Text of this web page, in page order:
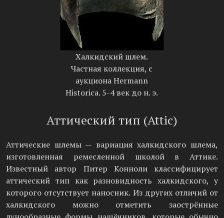
Халкидский шлем.
Частная коллекция, с
аукциона Hermann
Historica. 5-4 век до н. э.
Аттический тип (Attic)
Аттические шлемы — вариация халкидского шлема,
изготовленная ремесленной школой в Аттике.
Известный автор Питер Конноли классифицирует
аттический тип как разновидность халкидского, у
которого отсутствует наносник. Из других отличий от
халкидского можно отметить заострённые